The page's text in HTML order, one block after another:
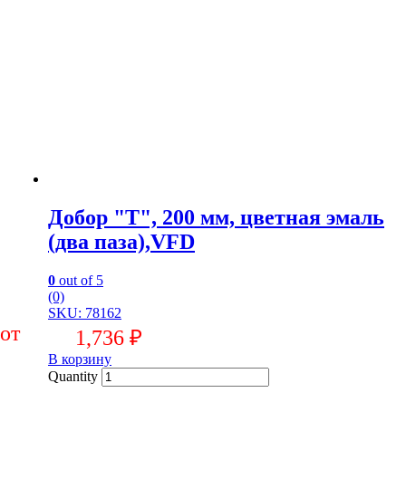
Добор "Т", 200 мм, цветная эмаль
(два паза),VFD
0 out of 5
(0)
SKU: 78162
1,736 ₽
В корзину
Quantity